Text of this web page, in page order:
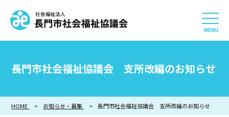
社会福祉法人 長門市社
相談したい
長門市社会福祉協議会 支所改編のお知らせ
HOME お知らせ・募集 長門市社会福祉協議会 支所改編のお知らせ